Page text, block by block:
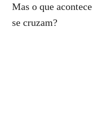
Mas o que
se cruzam?